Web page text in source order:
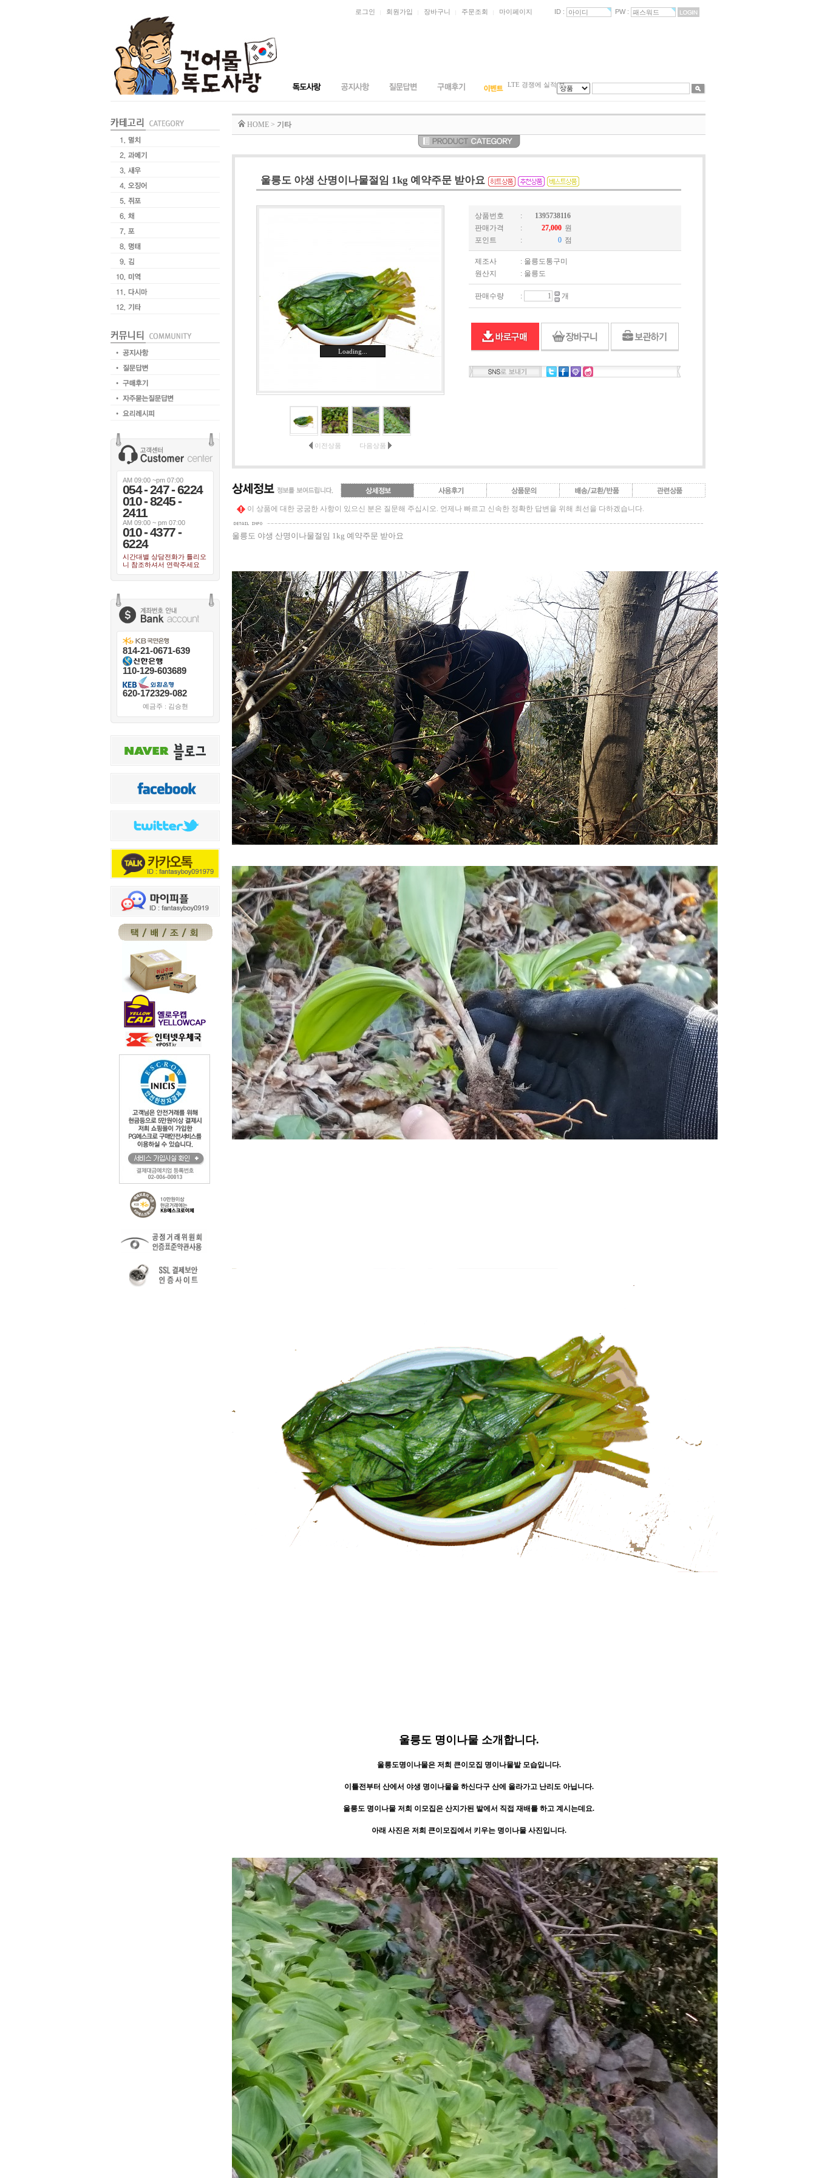
로그인 회원가입 장바구니 주문조회 마이페이지 ID : PW :
미역 제일 좋은거 1…
산모용 미역 구입 …
카드결재가 안되는…
성남서 유백색 UFO …
LTE 경쟁에 실적 보…
AM 09:00 ~pm 07:00
054 - 247 - 6224
010 - 8245 -
2411
AM 09:00 ~ pm 07:00
010 - 4377 -
6224
시간대별 상담전화가 틀리오
니 참조하셔서 연락주세요
814-21-0671-639
110-129-603689
620-172329-082
예금주 : 김승현
HOME > 기타
울릉도 야생 산명이나물절임 1kg 예약주문 받아요
Loading...
이전상품 다음상품
상품번호 :
1395738116
판매가격
:
원
포인트
: 점
제조사
: 울릉도통구미
원산지
: 울릉도
판매수량 : 개
이 상품에 대한 궁굼한 사항이 있으신 분은 질문해 주십시오. 언제나 빠르고 신속한 정확한 답변을 위해 최선을 다하겠습니다.
울릉도 야생 산명이나물절임 1kg 예약주문 받아요
울릉도 명이나물 소개합니다.
울릉도명이나물은 저희 큰이모집 명이나물밭 모습입니다.
이틀전부터 산에서 야생 명이나물을 하신다구 산에 올라가고 난리도 아닙니다.
울릉도 명이나물 저희 이모집은 산지가된 밭에서 직접 재배를 하고 계시는데요.
아래 사진은 저희 큰이모집에서 키우는 명이나물 사진입니다.